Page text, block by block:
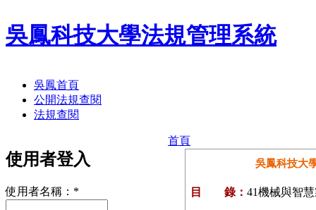
吳鳳科技大學法規管理系統
吳鳳首頁
公開法規查閱
法規查閱
使用者登入
使用者名稱： *
首頁
吳鳳科技大
目 錄： 41機械與智